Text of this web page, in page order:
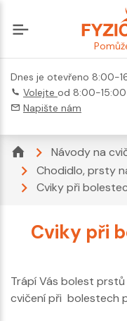
Dnes je otevřeno 8:00-
Volejte od 8:00-15:00
Napište nám
Návody na
Chodidlo, prsty
Cviky při
Cviky při
Trápí Vás bolest
cvičení při bolestech